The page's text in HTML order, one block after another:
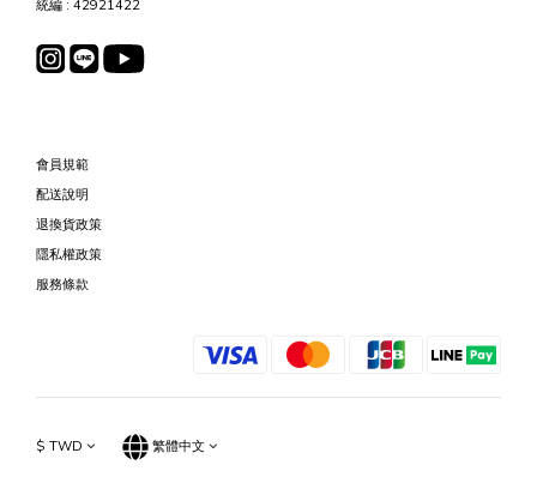
統編 : 42921422
會員規範
配送說明
退換貨政策
隱私權政策
服務條款
$ TWD 繁體中文